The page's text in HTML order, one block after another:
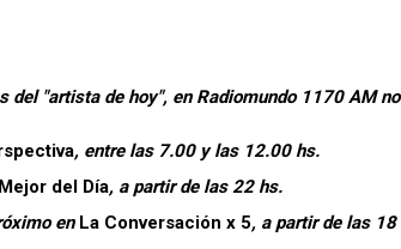
del "artista de hoy", en Radiomundo 1170 AM
, entre las 7.00 y las 12.00 hs.
del Día, a partir de las 22 hs.
en La Conversación x 5, a partir de las 18